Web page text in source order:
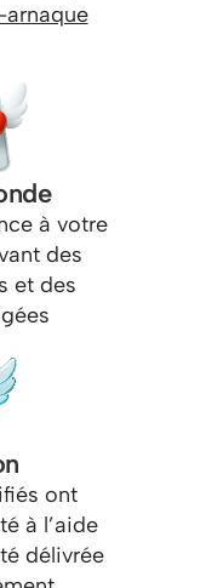
à votre
des
et des
ont
à l’aide
délivrée